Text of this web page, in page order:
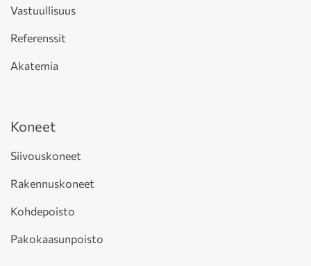
Vastuullisuus
Referenssit
Akatemia
Koneet
Siivouskoneet
Rakennuskoneet
Kohdepoisto
Pakokaasunpoisto